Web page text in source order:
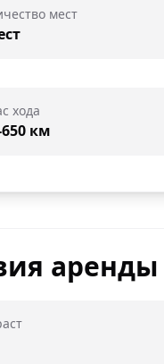
мест
хода
км
аренды